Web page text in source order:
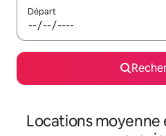
Départ
Locations